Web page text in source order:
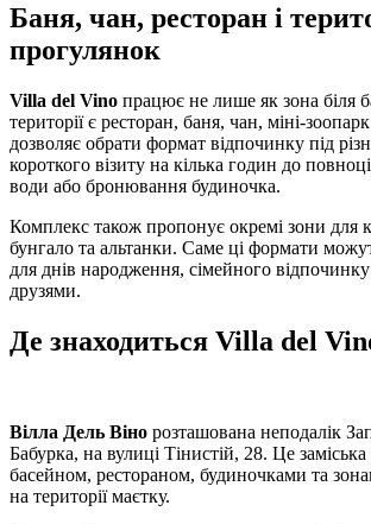
Баня, чан, ресторан і
прогулянок
Villa del Vino працює не лише як зона біля
території є ресторан, баня, чан, міні-
дозволяє обрати формат відпочинку під
короткого візиту на кілька годин до
води або бронювання будиночка.
Комплекс також пропонує окремі зони для
бунгало та альтанки. Саме ці формати
для днів народження, сімейного відпочинку
друзями.
Де знаходиться Villa del
Вілла Дель Віно розташована неподалік
Бабурка, на вулиці Тінистій, 28. Це заміська
басейном, рестораном, будиночками та
на території маєтку.